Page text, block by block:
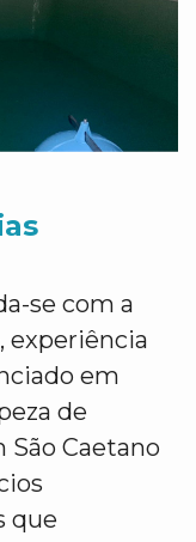
se com a
experiência
em
de
São Caetano
que